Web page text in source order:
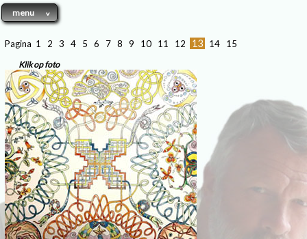
menu
Pagina 1 2 3 4 5 6 7 8 9 10 11 12 13 14 15
Klik op foto